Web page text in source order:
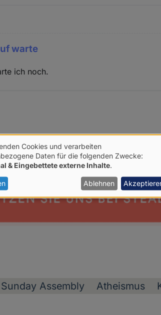
warte
ich noch.
Sunday Assembly Atheismus
Cookies und verarbeiten
Daten für die folgenden Zwecke:
& Eingebettete externe Inhalte
Ablehnen